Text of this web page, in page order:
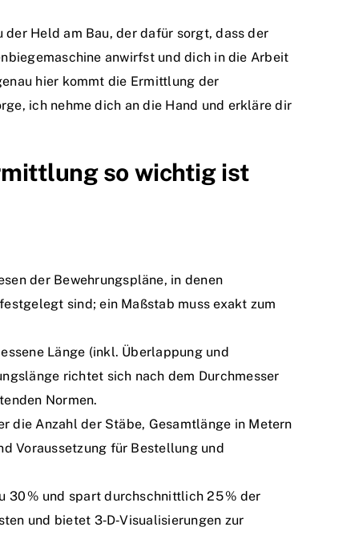
Held am Bau, der dafür sorgt, dass der
anwirfst und dich in die Arbeit
hier kommt die Ermittlung der
ich nehme dich an die Hand und erkläre dir
so wichtig ist
der Bewehrungspläne, in denen
sind; ein Maßstab muss exakt zum
Länge (inkl. Überlappung und
richtet sich nach dem Durchmesser
Normen.
die Anzahl der Stäbe, Gesamtlänge in Metern
Voraussetzung für Bestellung und
30 % und spart durchschnittlich 25 % der
und bietet 3‑D‑Visualisierungen zur